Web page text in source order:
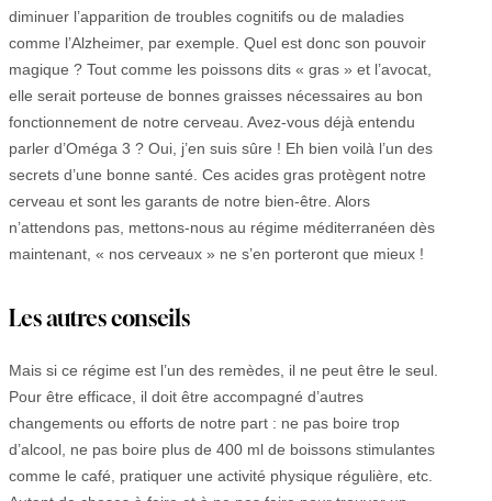
diminuer l’apparition de troubles cognitifs ou de maladies
comme l’Alzheimer, par exemple. Quel est donc son pouvoir
magique ? Tout comme les poissons dits « gras » et l’avocat,
elle serait porteuse de bonnes graisses nécessaires au bon
fonctionnement de notre cerveau. Avez-vous déjà entendu
parler d’Oméga 3 ? Oui, j’en suis sûre ! Eh bien voilà l’un des
secrets d’une bonne santé. Ces acides gras protègent notre
cerveau et sont les garants de notre bien-être. Alors
n’attendons pas, mettons-nous au régime méditerranéen dès
maintenant, « nos cerveaux » ne s’en porteront que mieux !
Les autres conseils
Mais si ce régime est l’un des remèdes, il ne peut être le seul.
Pour être efficace, il doit être accompagné d’autres
changements ou efforts de notre part : ne pas boire trop
d’alcool, ne pas boire plus de 400 ml de boissons stimulantes
comme le café, pratiquer une activité physique régulière, etc.